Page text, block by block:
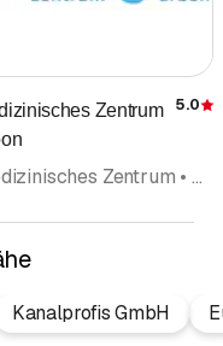
Zentrum
5.0
Medizinisches Zentrum • Arzt • Allgemeine Innere Medizin • Frauenarzt • Frauenkrankheiten und Geburtshilfe (Gynäkologie und Geburtshilfe) • Hautarzt • Haut- und Geschlechtskrankheiten (Dermatologie und Venerologie) • Herzkrankheiten (Kardiologie) • Psychotherapie • Psychotherapie (Generell) • Psychotherapie (Psychologische Psychotherapeuten) • Ärzte
Kanalprofis GmbH